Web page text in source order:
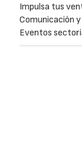
Impulsa tus
Comunicación
Eventos